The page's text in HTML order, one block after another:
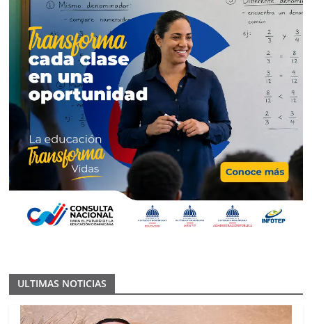
ULTIMAS NOTICIAS